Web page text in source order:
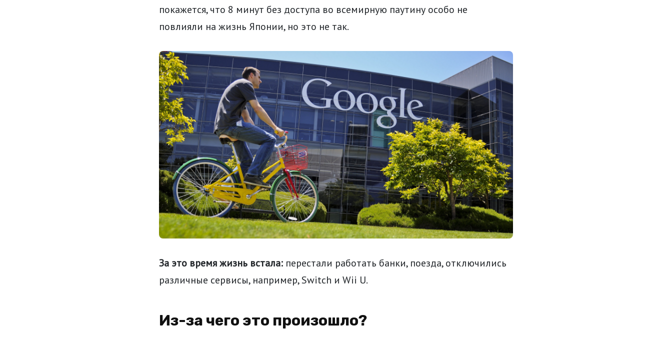
покажется, что 8 минут без доступа во всемирную паутину особо не
повлияли на жизнь Японии, но это не так.
За это время жизнь встала: перестали работать банки, поезда, отключились
различные сервисы, например, Switch и Wii U.
Из-за чего это произошло?